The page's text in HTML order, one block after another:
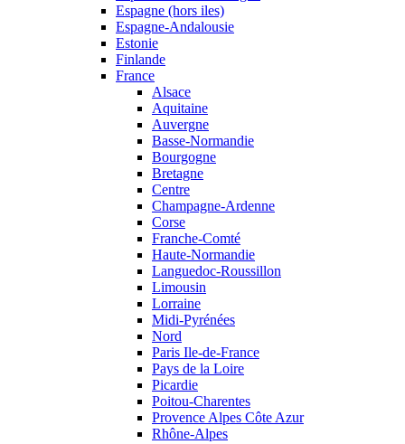
Espagne (hors iles)
Espagne-Andalousie
Estonie
Finlande
France
Alsace
Aquitaine
Auvergne
Basse-Normandie
Bourgogne
Bretagne
Centre
Champagne-Ardenne
Corse
Franche-Comté
Haute-Normandie
Languedoc-Roussillon
Limousin
Lorraine
Midi-Pyrénées
Nord
Paris Ile-de-France
Pays de la Loire
Picardie
Poitou-Charentes
Provence Alpes Côte Azur
Rhône-Alpes